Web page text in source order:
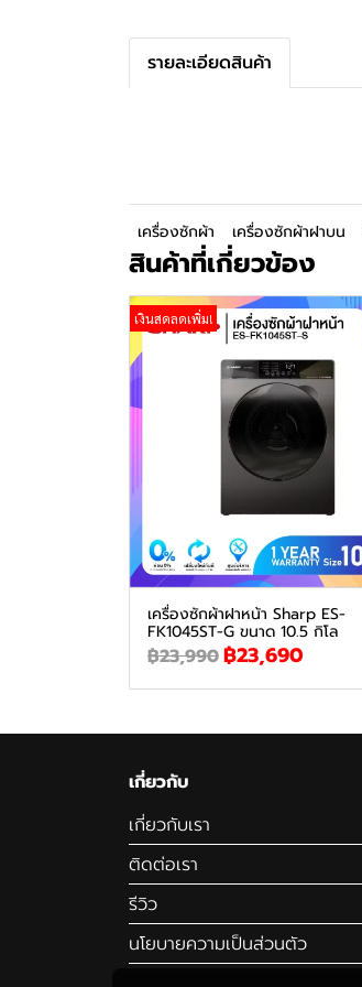
รายละเอียดสินค้า
เครื่องซักผ้า เครื่องซักผ้าฝาบน
สินค้าที่เกี่ยวข้อง
เงินสดลดเพิ่ม!
เครื่องซักผ้าฝาหน้า Sharp ES-
FK1045ST-G ขนาด 10.5 กิโล
฿23,990฿23,690
เกี่ยวกับ
เกี่ยวกับเรา
ติดต่อเรา
รีวิว
นโยบายความเป็นส่วนตัว